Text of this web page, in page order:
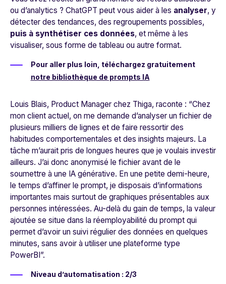
ou d’analytics ? ChatGPT peut vous aider à les analyser, y
détecter des tendances, des regroupements possibles,
puis à synthétiser ces données, et même à les
visualiser, sous forme de tableau ou autre format.
Pour aller plus loin, téléchargez gratuitement
notre bibliothèque de prompts IA
Louis Blais, Product Manager chez Thiga, raconte : “Chez
mon client actuel, on me demande d’analyser un fichier de
plusieurs milliers de lignes et de faire ressortir des
habitudes comportementales et des insights majeurs. La
tâche m’aurait pris de longues heures que je voulais investir
ailleurs. J’ai donc anonymisé le fichier avant de le
soumettre à une IA générative. En une petite demi-heure,
le temps d’affiner le prompt, je disposais d’informations
importantes mais surtout de graphiques présentables aux
personnes intéressées. Au-delà du gain de temps, la valeur
ajoutée se situe dans la réemployabilité du prompt qui
permet d’avoir un suivi régulier des données en quelques
minutes, sans avoir à utiliser une plateforme type
PowerBI”.
Niveau d’automatisation : 2/3